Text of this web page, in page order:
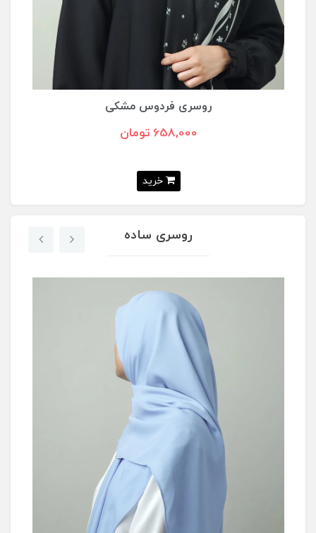
روسری شهرزاد سرمه ای - سرخابی
658,000 تومان
خرید
روسری ساده